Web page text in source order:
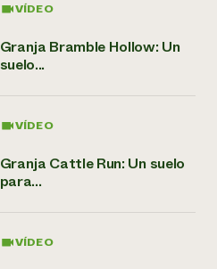
VÍDEO
Granja Bramble Hollow: Un
suelo...
VÍDEO
Granja Cattle Run: Un suelo
para...
VÍDEO